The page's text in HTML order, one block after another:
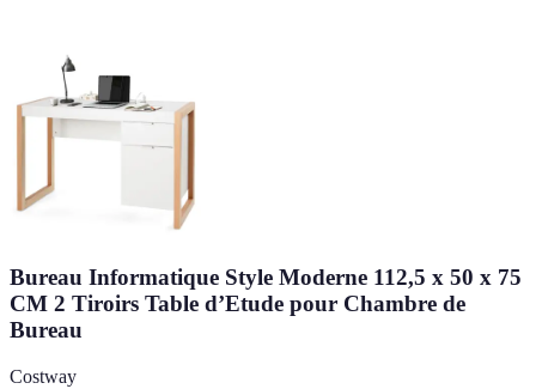
Bureau Informatique Style Moderne 112,5 x 50 x 75
CM 2 Tiroirs Table d’Etude pour Chambre de
Bureau
Costway